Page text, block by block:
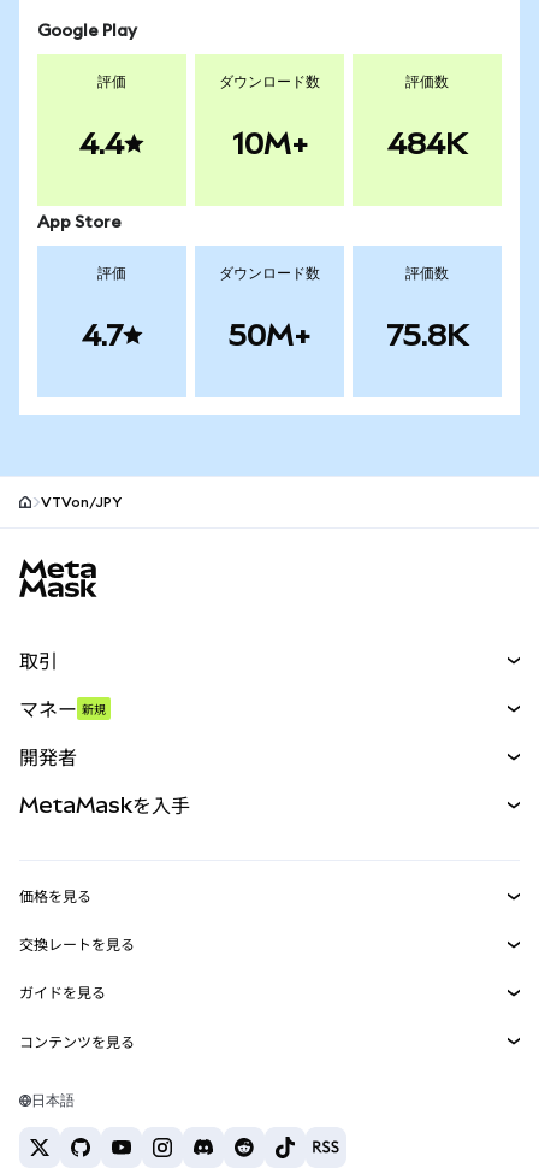
Google Play
評価
4.4
ダウンロード数
10M+
評価数
484K
App Store
評価
4.7
ダウンロード数
50M+
評価数
75.8K
VTVon/JPY
取引
パーペチュアル
RWA
マネー 新規
開発者
MetaMask Connect
Snaps
Web3サービス
MetaMaskを入手
セキュリティ
サポート
キャリア
お問い合わせ
価格を見る
イーサリアムの価格
Solanaの価格
Tetherの価格
交換レートを見る
ETH→USD
USDT→INR
BTC→INR
ETH→USDT
ガイドを見る
ETHの購入
USDTの購入
コンテンツを見る
Solanaウォレット
日本語